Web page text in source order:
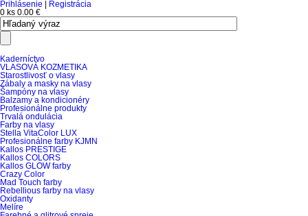
Prihlásenie
Registrácia
0 ks 0.00 €
Kaderníctvo
VLASOVÁ KOZMETIKA
Starostlivosť o vlasy
Zábaly a masky na vlasy
Šampóny na vlasy
Balzamy a kondicionéry
Profesionálne produkty
Trvalá ondulácia
Farby na vlasy
Stella VitaColor LUX
Profesionálne farby KJMN
Kallos PRESTIGE
Kallos COLORS
Kallos GLOW farby
Crazy Color
Mad Touch farby
Rebellious farby na vlasy
Oxidanty
Melíre